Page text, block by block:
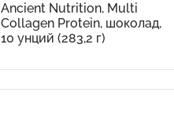
Ancient Nutrition, Multi
Collagen Protein, шоколад,
10 унций (283,2 г)